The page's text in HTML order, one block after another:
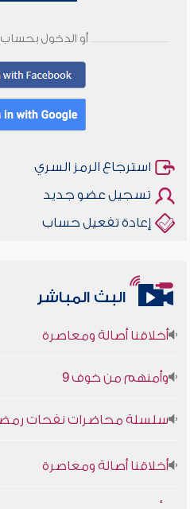
أو الدخول بحساب
استرجاع الرمز السري
تسجيل عضو جديد
إعادة تفعيل حساب
البث المباشر